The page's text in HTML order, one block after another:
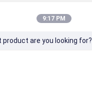
9:17 PM
product are you looking for?